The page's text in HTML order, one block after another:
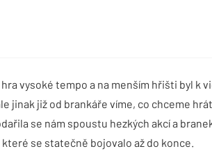
vysoké tempo a na menším hřišti byl k
jinak již od brankáře víme, co chceme
se nám spoustu hezkých akcí a
se statečně bojovalo až do konce.